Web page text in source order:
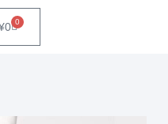
0 0
Cart